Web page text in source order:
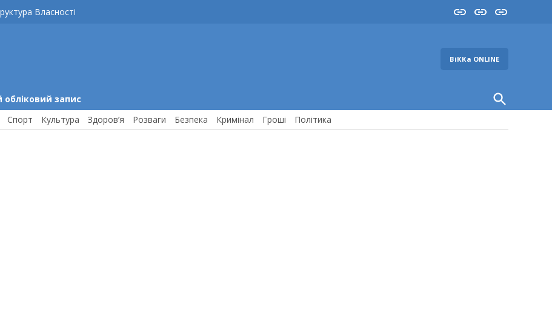
Власності InstaYouTube
FB
ВіККа ONLINE
обліковий запис
Open
Search
Спорт Культура Здоров’я Розваги Безпека Кримінал Гроші Політика